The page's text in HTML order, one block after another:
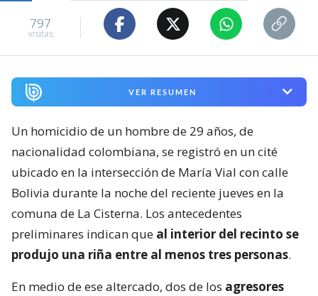
797
visitas
VER RESUMEN
Un homicidio de un hombre de 29 años, de
nacionalidad colombiana, se registró en un cité
ubicado en la intersección de María Vial con calle
Bolivia durante la noche del reciente jueves en la
comuna de La Cisterna. Los antecedentes
preliminares indican que al interior del recinto se
produjo una riña entre al menos tres personas.
En medio de ese altercado, dos de los agresores